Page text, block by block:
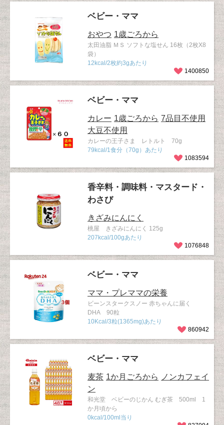
ベビー・ママ
おやつ 1歳ごろから
太田油脂 ＭＳ ソフトな塩せん 16枚（2枚X8
袋）
12kcal/2枚約3gあたり
1400850
ベビー・ママ
カレー 1歳ごろから 7品目不使用
大豆不使用
カレーの王子さま レトルト 70g
79kcal/1食分（70g）あたり
1083594
香辛料・調味料・マスタード・
わさび
きざみにんにく
桃屋 きざみにんにく 125g
207kcal/100gあたり
1076848
ベビー・ママ
ママ・プレママの栄養
ビーンスタークスノー 赤ちゃんに届く
DHA 90粒
10Kcal/3粒(1365mg)あたり
860942
ベビー・ママ
麦茶 1か月ごろから
ノンカフェイ
ン
和光堂 ベビーのじかん むぎ茶 500ml 1
か月頃から
0kcal/100ml当り